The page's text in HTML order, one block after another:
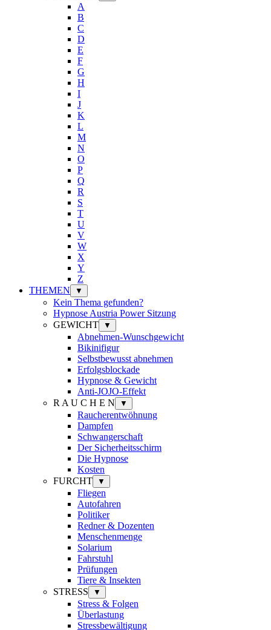
A
B
C
D
E
F
G
H
I
J
K
L
M
N
O
P
Q
R
S
T
U
V
W
X
Y
Z
THEMEN
▼
Kein Thema gefunden?
Hypnose Austria Power Sitzung
GEWICHT
▼
Abnehmen-Wunschgewicht
Bikinifigur
Selbstbewusst abnehmen
Erfolgsblockade
Hypnose & Gewicht
Anti-JOJO-Effekt
R A U C H E N
▼
Raucherentwöhnung
Dampfen
Schwangerschaft
Der Sicherheitsschirm
Die Hypnose
Kosten
FURCHT
▼
Fliegen
Autofahren
Politiker
Redner & Dozenten
Menschenmenge
Solarium
Fahrstuhl
Prüfungen
Tiere & Insekten
STRESS
▼
Stress & Folgen
Überlastung
Stressbewältigung